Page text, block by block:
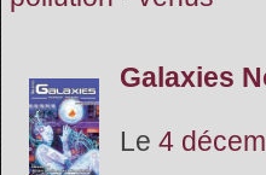
Galaxies
Le 4